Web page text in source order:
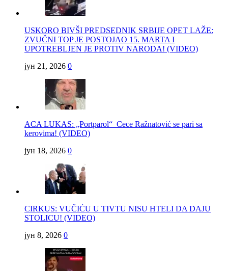
USKORO BIVŠI PREDSEDNIK SRBIJE OPET LAŽE:
ZVUČNI TOP JE POSTOJAO 15. MARTA I
UPOTREBLJEN JE PROTIV NARODA! (VIDEO)
јун 21, 2026 0
ACA LUKAS: „Portparol“ Cece Ražnatović se pari sa
kerovima! (VIDEO)
јун 18, 2026 0
CIRKUS: VUČIĆU U TIVTU NISU HTELI DA DAJU
STOLICU! (VIDEO)
јун 8, 2026 0